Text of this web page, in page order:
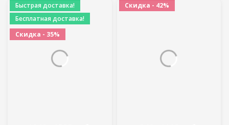
Быстрая доставка!
Бесплатная доставка!
Скидка - 35%
Скидка - 42%